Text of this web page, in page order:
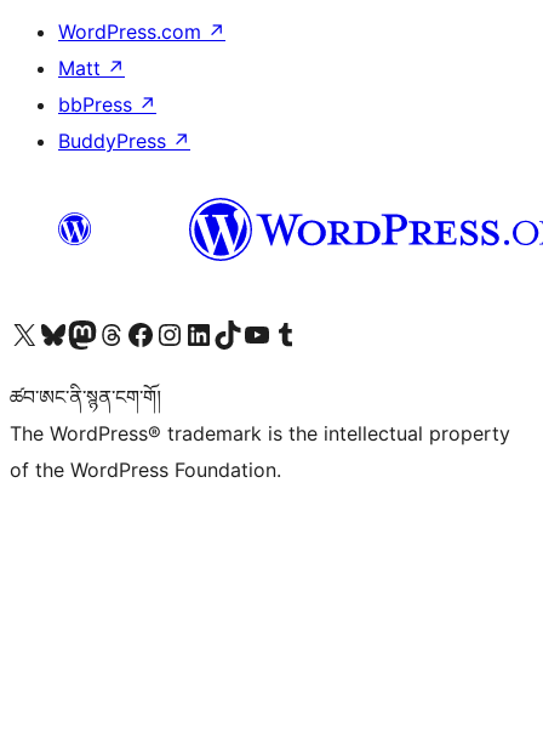
WordPress.com ↗
Matt ↗
bbPress ↗
BuddyPress ↗
Visit our X (formerly Twitter) account
Visit our Bluesky account
Visit our Mastodon account
Visit our Threads account
Visit our Facebook page
Visit our Instagram account
Visit our LinkedIn account
Visit our TikTok account
Visit our YouTube channel
Visit our Tumblr account
ཚབ་ཨང་ནི་སྙན་ངག་གོ།
The WordPress® trademark is the intellectual property
of the WordPress Foundation.